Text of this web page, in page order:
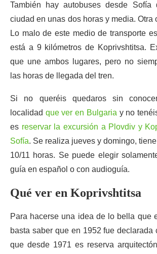
También hay autobuses desde
ciudad en unas dos horas y media. Otra
Lo malo de este medio de transporte
está a 9 kilómetros de Koprivshtitsa.
que une ambos lugares, pero no
las horas de llegada del tren.
Si no queréis quedaros sin
localidad que ver en Bulgaria y no
es reservar la excursión a Plovdiv y
Sofía. Se realiza jueves y domingo,
10/11 horas. Se puede elegir
guía en español o con audioguía.
Qué ver en Koprivshtitsa
Para hacerse una idea de lo bella que
basta saber que en 1952 fue declarada
que desde 1971 es reserva